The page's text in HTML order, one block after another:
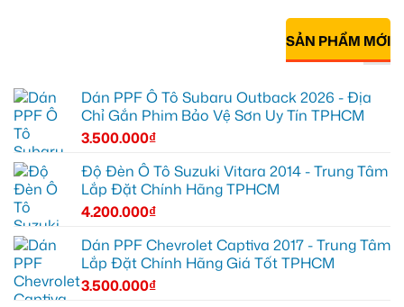
SẢN PHẨM MỚI
Dán PPF Ô Tô Subaru Outback 2026 - Địa
Chỉ Gắn Phim Bảo Vệ Sơn Uy Tín TPHCM
3.500.000₫
Độ Đèn Ô Tô Suzuki Vitara 2014 - Trung Tâm
Lắp Đặt Chính Hãng TPHCM
4.200.000₫
Dán PPF Chevrolet Captiva 2017 - Trung Tâm
Lắp Đặt Chính Hãng Giá Tốt TPHCM
3.500.000₫